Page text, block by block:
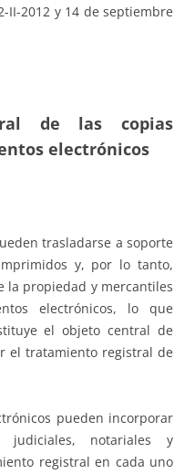
II-2012 y 14 de septiembre
de las copias
electrónicos
trasladarse a soporte
y, por lo tanto,
la propiedad y mercantiles
electrónicos, lo que
el objeto central de
el tratamiento registral de
pueden incorporar
judiciales, notariales y
registral en cada uno